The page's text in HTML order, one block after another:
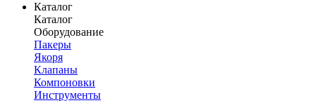
Каталог
Каталог
Оборудование
Пакеры
Якоря
Клапаны
Компоновки
Инструменты